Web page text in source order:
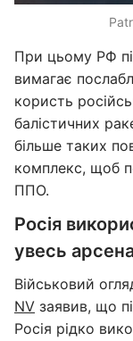
При цьому РФ
вимагає
користь
балістичних
більше таких
комплекс, щоб
ППО.
Росія
увесь
Військовий
NV заявив, що
Росія рідко